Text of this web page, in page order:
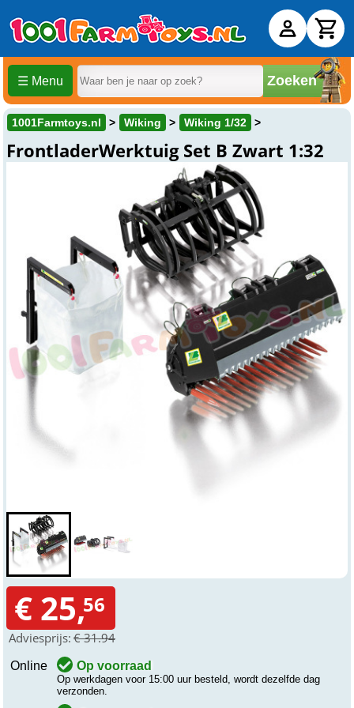
☰ Menu Zoeken
1001Farmtoys.nl Wiking Wiking 1/32
FrontladerWerktuig Set B Zwart 1:32
€ 25,56
Adviesprijs: € 31.94
Online Op voorraad
Op werkdagen voor 15:00 uur besteld, wordt dezelfde dag
verzonden.